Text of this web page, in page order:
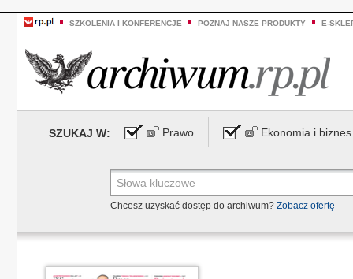
SZKOLENIA I KONFERENCJE POZNAJ NASZE PRODUKTY E-
SZUKAJ W: Prawo Ekonomia i biznes
Chcesz uzyskać dostęp do archiwum? Zobacz ofertę